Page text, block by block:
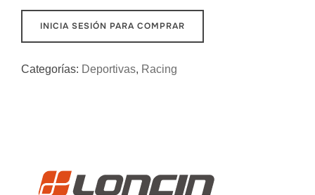
INICIA SESIÓN PARA COMPRAR
Categorías: Deportivas, Racing